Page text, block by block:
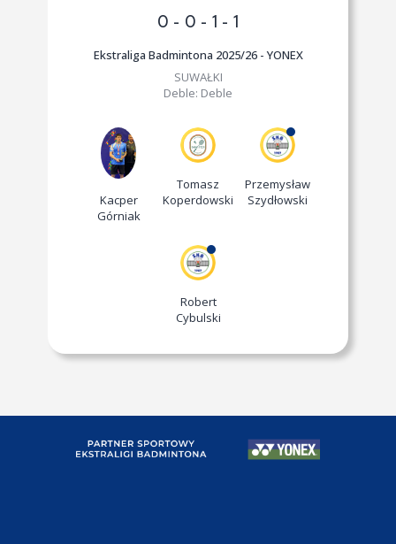
Kacper
Górniak
Tomasz
Koperdowski
Przemysław
Szydłowski
Robert
Cybulski
0 - 0 - 1 - 1
Ekstraliga Badmintona 2025/26 - YONEX
SUWAŁKI
Deble: Deble